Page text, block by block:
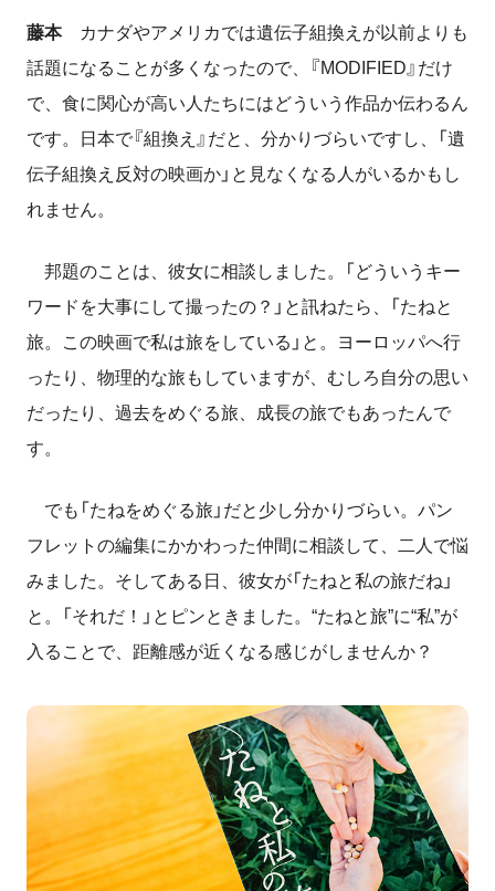
藤本カナダやアメリカでは遺伝子組換えが以前よりも
話題になることが多くなったので、『MODIFIED』だけ
で、食に関心が高い人たちにはどういう作品か伝わるん
です。日本で『組換え』だと、分かりづらいですし、「遺
伝子組換え反対の映画か」と見なくなる人がいるかもし
れません。
邦題のことは、彼女に相談しました。「どういうキー
ワードを大事にして撮ったの？」と訊ねたら、「たねと
旅。この映画で私は旅をしている」と。ヨーロッパへ行
ったり、物理的な旅もしていますが、むしろ自分の思い
だったり、過去をめぐる旅、成長の旅でもあったんで
す。
でも「たねをめぐる旅」だと少し分かりづらい。パン
フレットの編集にかかわった仲間に相談して、二人で悩
みました。そしてある日、彼女が「たねと私の旅だね」
と。「それだ！」とピンときました。“たねと旅”に“私”が
入ることで、距離感が近くなる感じがしませんか？